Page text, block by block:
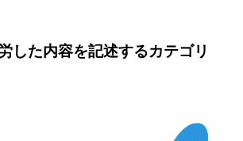
した内容を記述するカテゴリ